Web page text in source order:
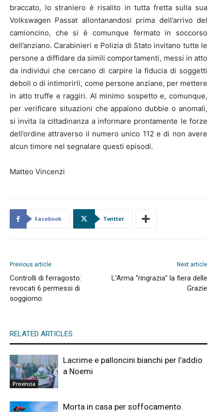
braccato, lo straniero è risalito in tutta fretta sulla sua
Volkswagen Passat allontanandosi prima dell’arrivo del
camioncino, che si è comunque fermato in soccorso
dell’anziano. Carabinieri e Polizia di Stato invitano tutte le
persone a diffidare da simili comportamenti, messi in atto
da individui che cercano di carpire la fiducia di soggetti
deboli o di intimorirli, come persone anziane, per mettere
in atto truffe e raggiri. Al minimo sospetto e, comunque,
per verificare situazioni che appaiono dubbie o anomali,
si invita la cittadinanza a informare prontamente le forze
dell’ordine attraverso il numero unico 112 e di non avere
alcun timore nel segnalare questi episodi.
Matteo Vincenzi
Facebook Twitter
Previous article
Controlli di ferragosto:
revocati 6 permessi di
soggiorno
Next article
L’Arma “ringrazia” la fiera delle
Grazie
RELATED ARTICLES
Provincia
Lacrime e palloncini bianchi per l’addio
a Noemi
Morta in casa per soffocamento.